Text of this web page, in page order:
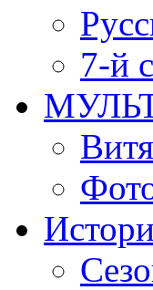
7-й